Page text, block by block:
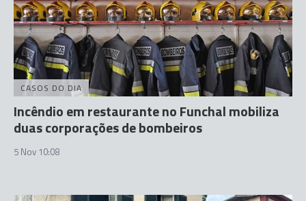
CASOS DO DIA
Incêndio em restaurante no Funchal mobiliza
duas corporações de bombeiros
5 Nov 10:08